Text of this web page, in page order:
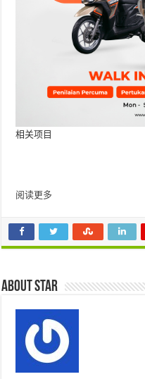
相关项目
阅读更多
About star